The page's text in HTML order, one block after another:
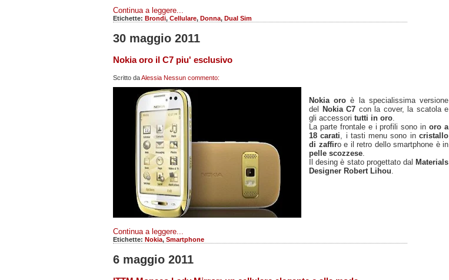
Continua a leggere...
Etichette: Brondi, Cellulare, Donna, Dual Sim
30 maggio 2011
Nokia oro il C7 piu' esclusivo
Scritto daAlessia Nessun commento:
Nokia oro è la specialissima versione
del Nokia C7 con la cover, la scatola e
gli accessori tutti in oro
La parte frontale e i profili sono inoro a
18 carati , i tasti menu sono incristallo
di zaffiro e il retro dello smartphone è in
pelle scozzese
Il desing è stato progettato dal Materials
Designer Robert Lihou
Continua a leggere...
Etichette: Nokia, Smartphone
6 maggio 2011